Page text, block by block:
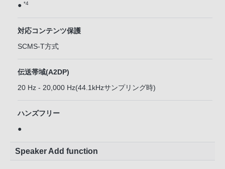
● *4
対応コンテンツ保護
SCMS-T方式
伝送帯域(A2DP)
20 Hz - 20,000 Hz(44.1kHzサンプリング時)
ハンズフリー
●
Speaker Add function